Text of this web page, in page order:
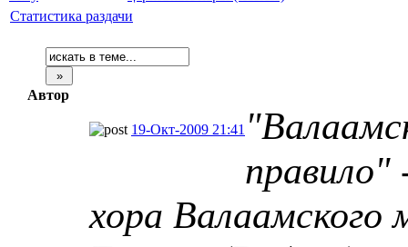
Статистика раздачи
Автор
19-Окт-2009 21:41
правило"
хора Валаамского